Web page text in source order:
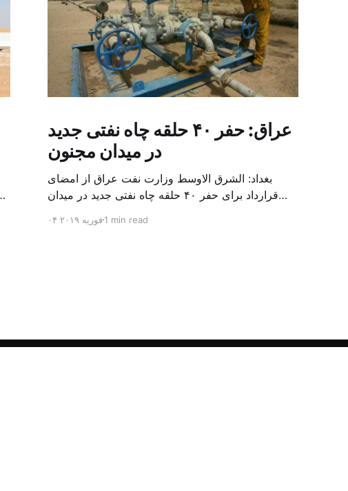
عراق: حفر ۴۰ حلقه چاه نفتی جدید
در میدان مجنون
بغداد: الشرق الاوسط وزارت نفت عراق از امضای
قرارداد برای حفر ۴۰ حلقه چاه نفتی جدید در میدان
محمد خضیر مدعامل شرکت حفاری عراق روز یکشنبه
۰۴ فوریه ۲۰۱۹1 min read